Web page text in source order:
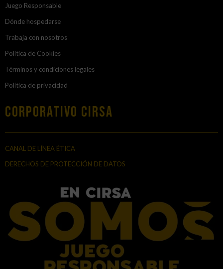
Juego Responsable
Dónde hospedarse
Trabaja con nosotros
Política de Cookies
Términos y condiciones legales
Política de privacidad
Corporativo Cirsa
CANAL DE LÍNEA ÉTICA
DERECHOS DE PROTECCIÓN DE DATOS